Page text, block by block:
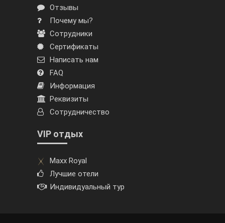
Отзывы
Почему мы?
Сотрудники
Сертификаты
Написать нам
FAQ
Информация
Реквизиты
Сотрудничество
VIP отдых
Maxx Royal
Лучшие отели
Индивидуальный тур